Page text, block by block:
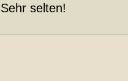
Sehr selten!